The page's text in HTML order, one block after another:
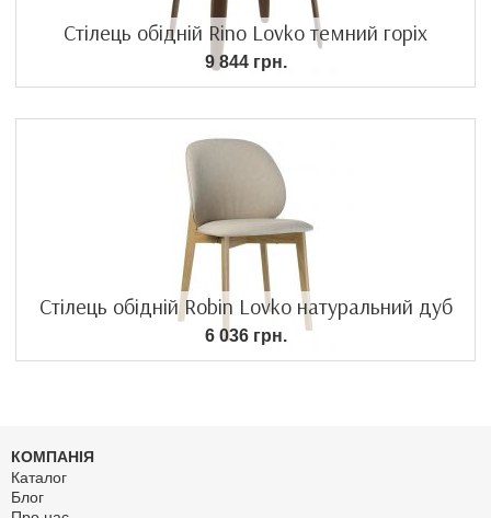
Стілець обідній Rino Lovko темний горіх
9 844 грн.
Стілець обідній Robin Lovko натуральний дуб
6 036 грн.
КОМПАНІЯ
Каталог
Блог